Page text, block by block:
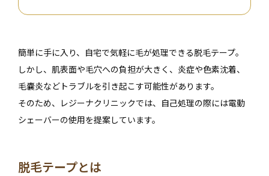
簡単に手に入り、自宅で気軽に毛が処理できる脱毛テープ。
しかし、肌表面や毛穴への負担が大きく、炎症や色素沈着、
毛嚢炎などトラブルを引き起こす可能性があります。
そのため、レジーナクリニックでは、自己処理の際には電動
シェーバーの使用を提案しています。
脱毛テープとは